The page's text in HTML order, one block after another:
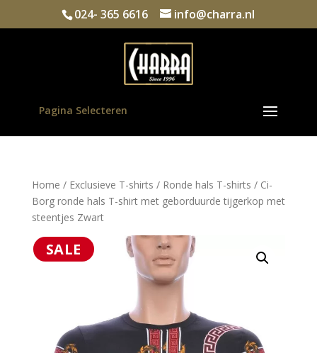
024- 365 6616 info@charra.nl
Pagina Selecteren
Home / Exclusieve T-shirts / Ronde hals T-shirts / Ci-
Borg ronde hals T-shirt met geborduurde tijgerkop met
steentjes Zwart
SALE